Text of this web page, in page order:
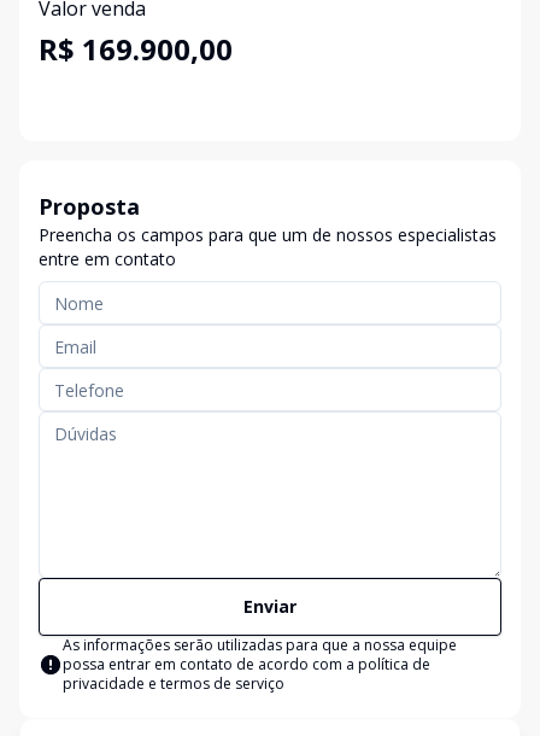
Valor venda
R$ 169.900,00
Proposta
Preencha os campos para que um de nossos especialistas
entre em contato
Enviar
As informações serão utilizadas para que a nossa equipe
possa entrar em contato de acordo com a política de
privacidade e termos de serviço